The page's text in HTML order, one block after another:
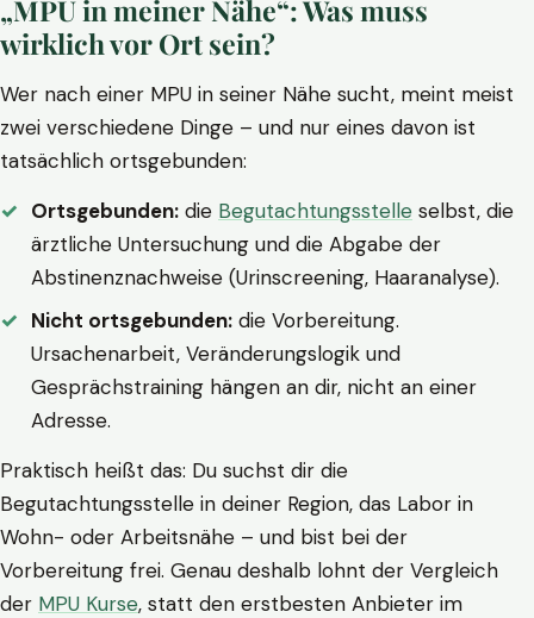
„MPU in meiner Nähe“: Was muss
wirklich vor Ort sein?
Wer nach einer MPU in seiner Nähe sucht, meint meist
zwei verschiedene Dinge – und nur eines davon ist
tatsächlich ortsgebunden:
Ortsgebunden: die Begutachtungsstelle selbst, die
ärztliche Untersuchung und die Abgabe der
Abstinenznachweise (Urinscreening, Haaranalyse).
Nicht ortsgebunden: die Vorbereitung.
Ursachenarbeit, Veränderungslogik und
Gesprächstraining hängen an dir, nicht an einer
Adresse.
Praktisch heißt das: Du suchst dir die
Begutachtungsstelle in deiner Region, das Labor in
Wohn- oder Arbeitsnähe – und bist bei der
Vorbereitung frei. Genau deshalb lohnt der Vergleich
der MPU Kurse, statt den erstbesten Anbieter im